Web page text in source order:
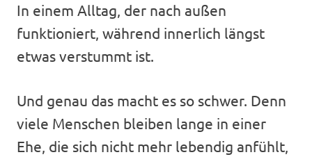
In einem Alltag, der nach außen
funktioniert, während innerlich längst
etwas verstummt ist.
Und genau das macht es so schwer. Denn
viele Menschen bleiben lange in einer
Ehe, die sich nicht mehr lebendig anfühlt,